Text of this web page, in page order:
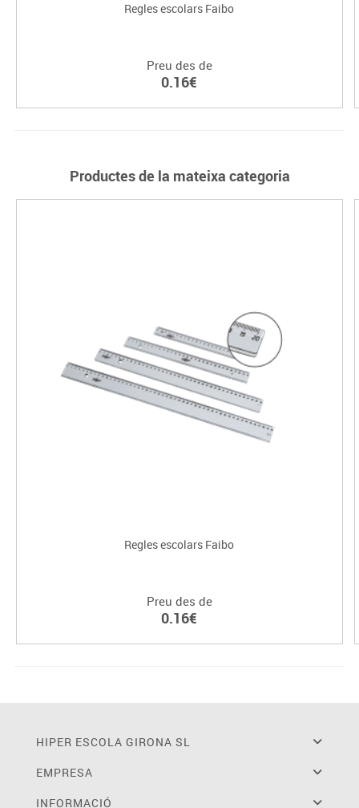
Regles escolars Faibo
Preu des de
0.16€
Productes de la mateixa categoria
Regles escolars Faibo
Preu des de
0.16€
HIPER ESCOLA GIRONA SL
EMPRESA
INFORMACIÓ